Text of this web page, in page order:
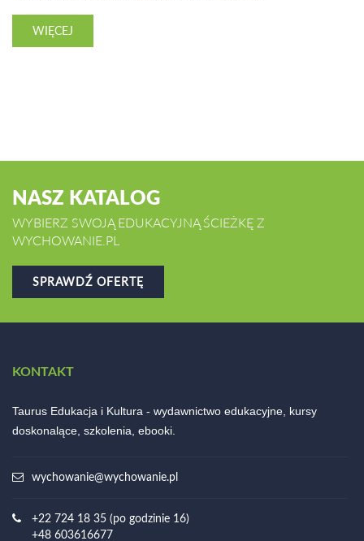
WIĘCEJ
NASZ KATALOG
WYBIERZ SWOJĄ EDUKACYJNĄ ŚCIEŻKĘ Z
WYCHOWANIE.PL
SPRAWDŹ OFERTĘ
KONTAKT
Taurus Edukacja i Kultura - wydawnictwo edukacyjne, kursy
doskonalące, szkolenia, ebooki.
wychowanie@wychowanie.pl
+22 724 18 35 (po godzinie 16)
+48 603616677